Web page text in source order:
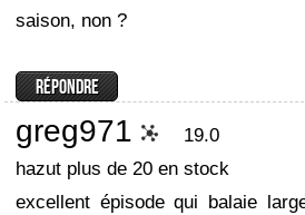
saison, non ?
greg971
19.0
hazut plus de 20 en stock
excellent épisode qui balaie